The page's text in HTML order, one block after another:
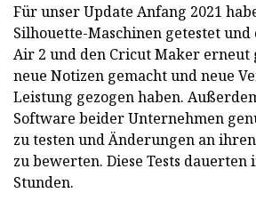
Für unser Update Anfang 2021
Silhouette-Maschinen getestet
Air 2 und den Cricut Maker
neue Notizen gemacht und neue
Leistung gezogen haben.
Software beider Unternehmen
zu testen und Änderungen an
zu bewerten. Diese Tests dauerten
Stunden.